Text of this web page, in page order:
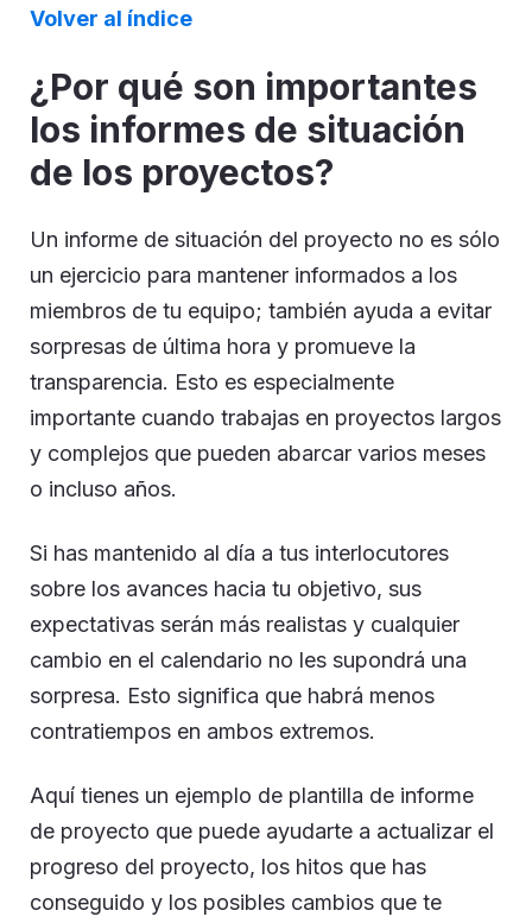
Volver al índice
¿Por qué son importantes
los informes de situación
de los proyectos?
Un informe de situación del proyecto no es sólo
un ejercicio para mantener informados a los
miembros de tu equipo; también ayuda a evitar
sorpresas de última hora y promueve la
transparencia. Esto es especialmente
importante cuando trabajas en proyectos largos
y complejos que pueden abarcar varios meses
o incluso años.
Si has mantenido al día a tus interlocutores
sobre los avances hacia tu objetivo, sus
expectativas serán más realistas y cualquier
cambio en el calendario no les supondrá una
sorpresa. Esto significa que habrá menos
contratiempos en ambos extremos.
Aquí tienes un ejemplo de plantilla de informe
de proyecto que puede ayudarte a actualizar el
progreso del proyecto, los hitos que has
conseguido y los posibles cambios que te